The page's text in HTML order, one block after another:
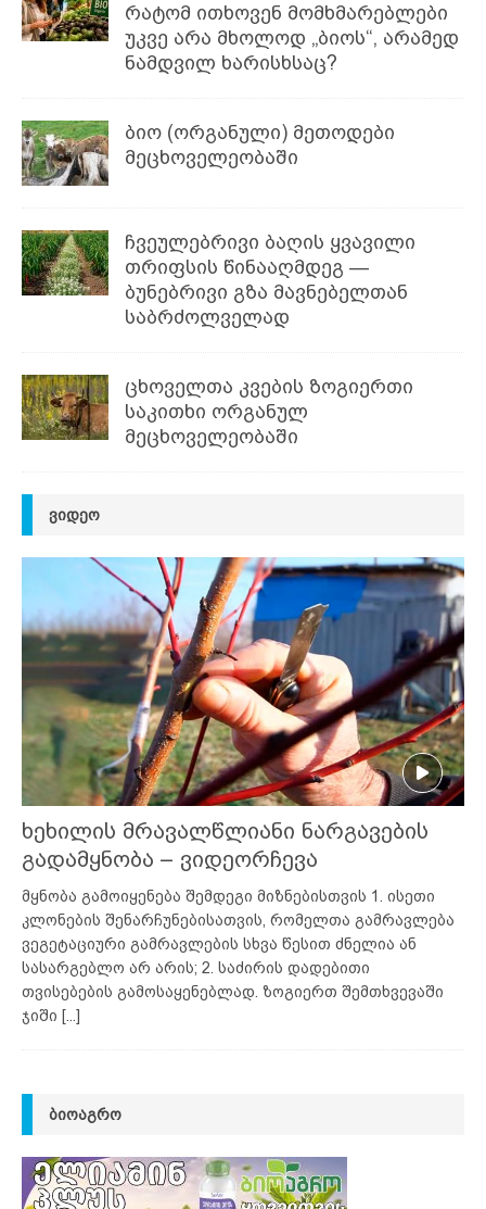
რატომ ითხოვენ მომხმარებლები
უკვე არა მხოლოდ „ბიოს“, არამედ
ნამდვილ ხარისხსაც?
ბიო (ორგანული) მეთოდები
მეცხოველეობაში
ჩვეულებრივი ბაღის ყვავილი
თრიფსის წინააღმდეგ —
ბუნებრივი გზა მავნებელთან
საბრძოლველად
ცხოველთა კვების ზოგიერთი
საკითხი ორგანულ
მეცხოველეობაში
ᲕᲘᲓᲔᲝ
ხეხილის მრავალწლიანი ნარგავების
გადამყნობა – ვიდეორჩევა
მყნობა გამოიყენება შემდეგი მიზნებისთვის 1. ისეთი
კლონების შენარჩუნებისათვის, რომელთა გამრავლება
ვეგეტაციური გამრავლების სხვა წესით ძნელია ან
სასარგებლო არ არის; 2. საძირის დადებითი
თვისებების გამოსაყენებლად. ზოგიერთ შემთხვევაში
ჯიში [...]
ᲑᲘᲝᲐᲒᲠᲝ